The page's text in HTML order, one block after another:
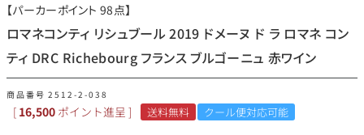
アメリカ
その他
イタリア ドイツ
500,000円〜
お問い合わせ
【パーカーポイント 98点】
ロマネコンティ リシュブール 2019 ドメーヌ ド ラ ロマネ コン
ティ DRC Richebourg フランス ブルゴーニュ 赤ワイン
商品番号 2512-2-038
[ 16,500 ポイント進呈 ] 送料無料 クール便対応可能